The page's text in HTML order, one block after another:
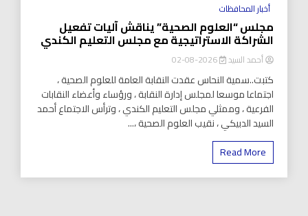
أخبار المحافظات
مجلس “العلوم الصحية” يناقش آليات تفعيل
الشراكة الاستراتيجية مع مجلس التعليم الكندي
أحمد السيد 2026-08-02
كتبت..سمية النحاس عقدت النقابة العامة للعلوم الصحية ،
اجتماعا موسعا لمجلس إدارة النقابة ، ورؤساء وأعضاء النقابات
الفرعية ، وممثلي مجلس التعليم الكندي ، وترأس الاجتماع أحمد
السيد الدبيكي ، نقيب العلوم الصحية ،...
Read More